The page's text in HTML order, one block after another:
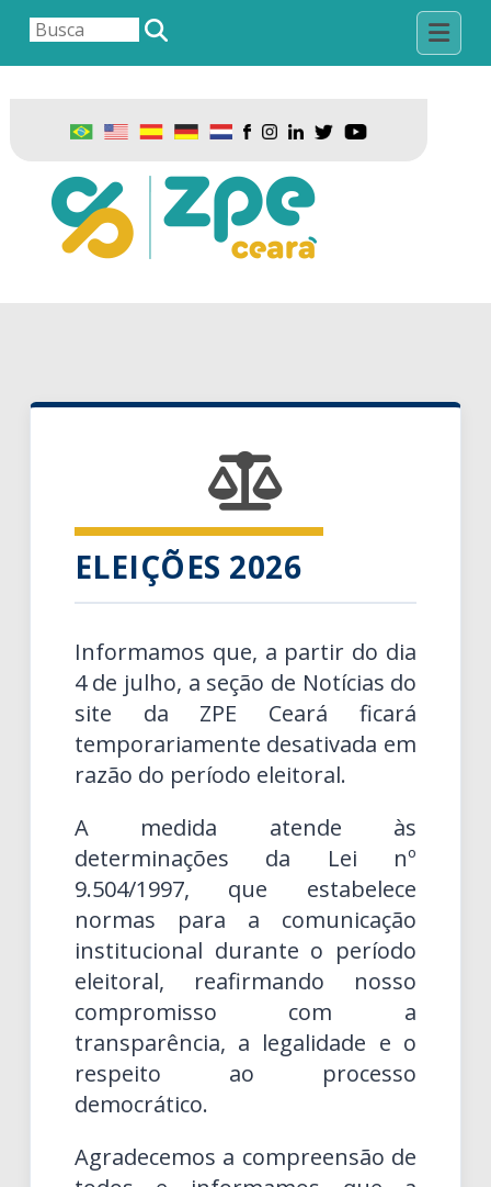
ELEIÇÕES 2026
Informamos que, a partir do dia
4 de julho, a seção de Notícias do
site da ZPE Ceará ficará
temporariamente desativada em
razão do período eleitoral.
A medida atende às
determinações da Lei nº
9.504/1997, que estabelece
normas para a comunicação
institucional durante o período
eleitoral, reafirmando nosso
compromisso com a
transparência, a legalidade e o
respeito ao processo
democrático.
Agradecemos a compreensão de